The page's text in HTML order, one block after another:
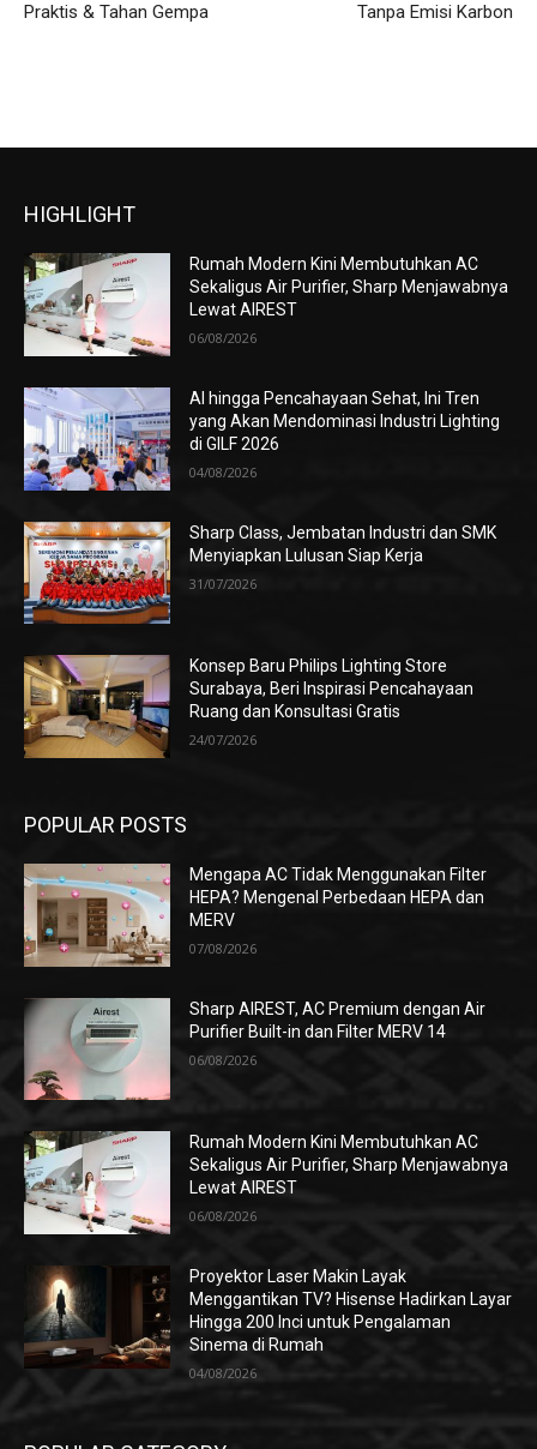
Praktis & Tahan Gempa
Tanpa Emisi Karbon
HIGHLIGHT
Rumah Modern Kini Membutuhkan AC
Sekaligus Air Purifier, Sharp Menjawabnya
Lewat AIREST
06/08/2026
AI hingga Pencahayaan Sehat, Ini Tren
yang Akan Mendominasi Industri Lighting
di GILF 2026
04/08/2026
Sharp Class, Jembatan Industri dan SMK
Menyiapkan Lulusan Siap Kerja
31/07/2026
Konsep Baru Philips Lighting Store
Surabaya, Beri Inspirasi Pencahayaan
Ruang dan Konsultasi Gratis
24/07/2026
POPULAR POSTS
Mengapa AC Tidak Menggunakan Filter
HEPA? Mengenal Perbedaan HEPA dan
MERV
07/08/2026
Sharp AIREST, AC Premium dengan Air
Purifier Built-in dan Filter MERV 14
06/08/2026
Rumah Modern Kini Membutuhkan AC
Sekaligus Air Purifier, Sharp Menjawabnya
Lewat AIREST
06/08/2026
Proyektor Laser Makin Layak
Menggantikan TV? Hisense Hadirkan Layar
Hingga 200 Inci untuk Pengalaman
Sinema di Rumah
04/08/2026